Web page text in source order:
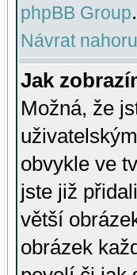
phpBB Group.
Návrat nahoru
Jak
Možná, že
obvykle ve
jste již
větší
obrázek